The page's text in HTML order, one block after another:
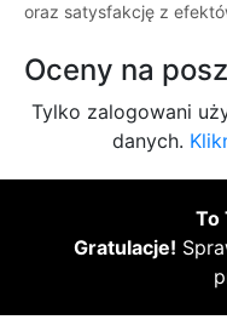
oraz satysfakcję z
Oceny na
Tylko zalogowani
danych.
To
Gratulacje!